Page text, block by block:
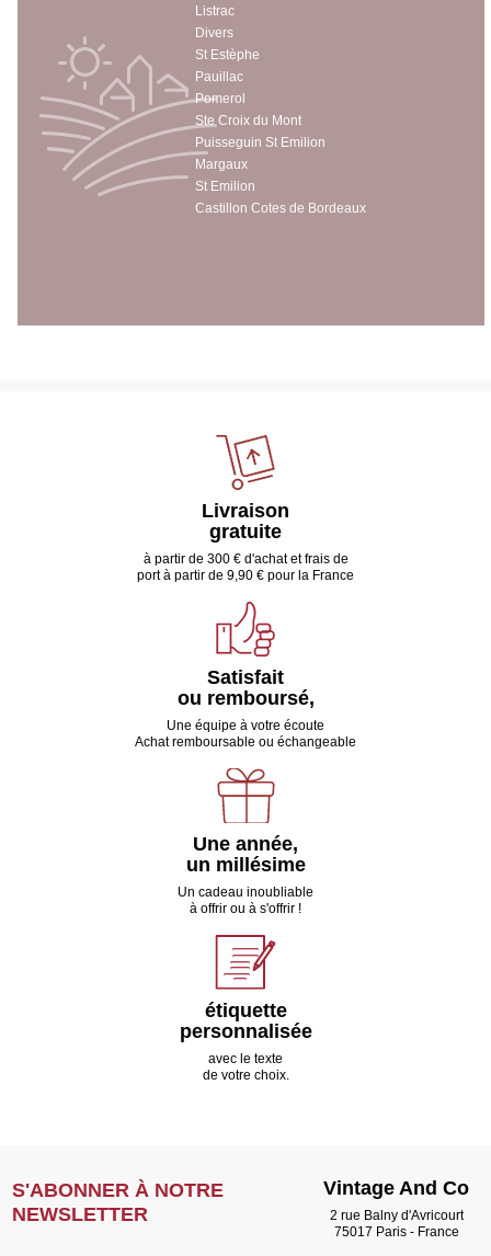
Listrac
Divers
St Estèphe
Pauillac
Pomerol
Ste Croix du Mont
Puisseguin St Emilion
Margaux
St Emilion
Castillon Cotes de Bordeaux
Livraison
gratuite
à partir de 300 € d'achat et frais de
port à partir de 9,90 € pour la France
Satisfait
ou remboursé,
Une équipe à votre écoute
Achat remboursable ou échangeable
Une année,
un millésime
Un cadeau inoubliable
à offrir ou à s'offrir !
étiquette
personnalisée
avec le texte
de votre choix.
S'ABONNER À NOTRE
NEWSLETTER
Vintage And Co
2 rue Balny d'Avricourt
75017 Paris - France